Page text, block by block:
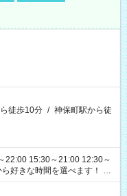
徒歩10分 / 神保町駅から徒
22:00 15:30～21:00 12:30～